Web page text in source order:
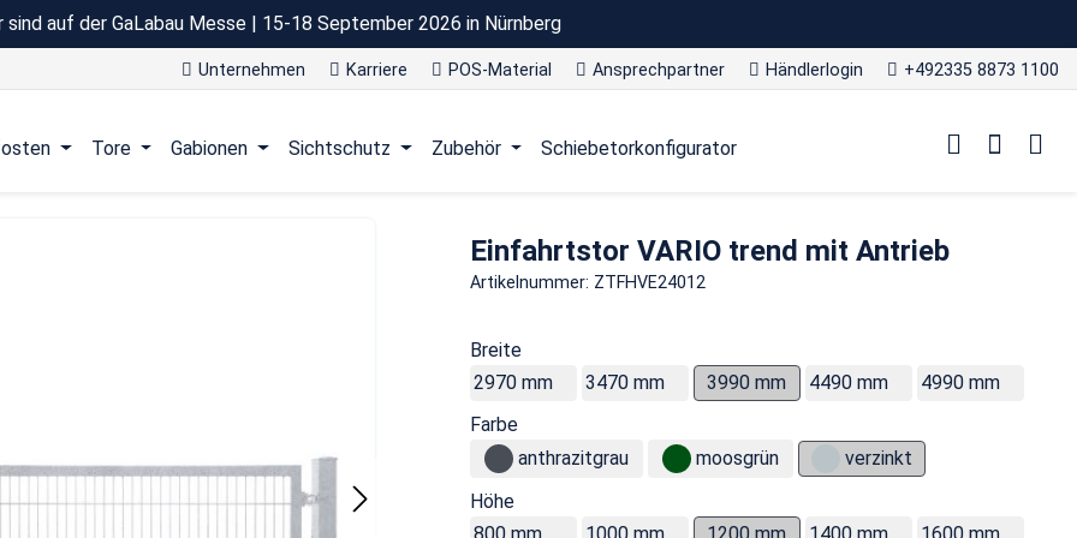
sind auf der GaLabau Messe | 15-18 September 2026 in Nürnberg
Unternehmen Karriere POS-Material Ansprechpartner Händlerlogin +492335 8873 1100
Tore Gabionen Sichtschutz Zubehör Schiebetorkonfigurator
Einfahrtstor VARIO trend mit Antrieb
Artikelnummer: ZTFHVE24012
Breite
2970 mm
3470 mm 3990 mm 4490 mm
4990 mm
Farbe
anthrazitgrau
moosgrün
verzinkt
Höhe